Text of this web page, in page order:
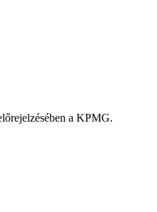
a KPMG.